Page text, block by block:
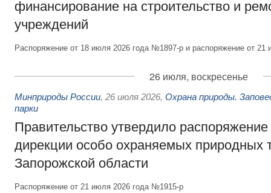
финансирование на строительство и
учреждений
Распоряжение от 18 июля 2026 года №1897-р и распоряжение от
26 июля, воскресенье
Минприроды России, 26 июля 2026, Охрана природы.
парки
Правительство утвердило
дирекции особо охраняемых природных
Запорожской области
Распоряжение от 21 июля 2026 года №1915-р